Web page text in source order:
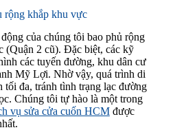
rộng khắp khu vực
của chúng tôi bao phủ rộng
2 cũ). Đặc biệt, các kỹ
các tuyến đường, khu dân cư
Mỹ Lợi. Nhờ vậy, quá trình di
tối đa, tránh tình trạng lạc đường
Chúng tôi tự hào là một trong
vụ sửa cửa cuốn HCMđược